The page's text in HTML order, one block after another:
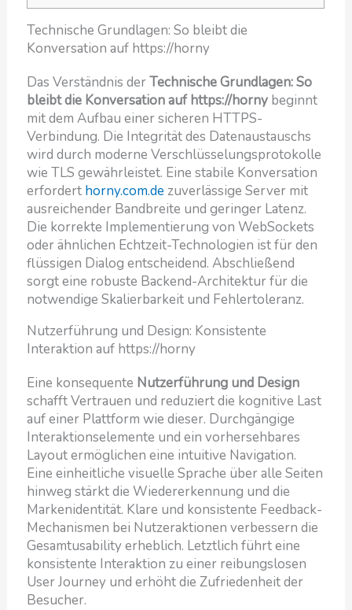
Technische Grundlagen: So bleibt die
Konversation auf https://horny
Das Verständnis derTechnische Grundlagen: So
bleibt die Konversation auf https://horny beginnt
mit dem Aufbau einer sicheren HTTPS-
Verbindung. Die Integrität des Datenaustauschs
wird durch moderne Verschlüsselungsprotokolle
wie TLS gewährleistet. Eine stabile Konversation
erfordert horny.com.de zuverlässige Server mit
ausreichender Bandbreite und geringer Latenz.
Die korrekte Implementierung von WebSockets
oder ähnlichen Echtzeit-Technologien ist für den
flüssigen Dialog entscheidend. Abschließend
sorgt eine robuste Backend-Architektur für die
notwendige Skalierbarkeit und Fehlertoleranz.
Nutzerführung und Design: Konsistente
Interaktion auf https://horny
Eine konsequente Nutzerführung und Design
schafft Vertrauen und reduziert die kognitive Last
auf einer Plattform wie dieser. Durchgängige
Interaktionselemente und ein vorhersehbares
Layout ermöglichen eine intuitive Navigation.
Eine einheitliche visuelle Sprache über alle Seiten
hinweg stärkt die Wiedererkennung und die
Markenidentität. Klare und konsistente Feedback-
Mechanismen bei Nutzeraktionen verbessern die
Gesamtusability erheblich. Letztlich führt eine
konsistente Interaktion zu einer reibungslosen
User Journey und erhöht die Zufriedenheit der
Besucher.